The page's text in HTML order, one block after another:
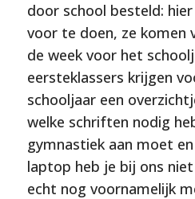
door school besteld:
voor te doen, ze komen
de week voor het
eersteklassers krijgen
schooljaar een
welke schriften nodig
gymnastiek aan moet
laptop heb je bij ons
echt nog voornamelijk